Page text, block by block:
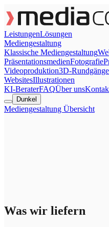
LeistungenLösungen
Mediengestaltung
Klassische Mediengestaltung
PräsentationsmedienFotografie
Videoproduktion3D-Rundgänge
WebsitesIllustrationen
KI-BeraterFAQÜber uns
Dunkel
Mediengestaltung Übersicht
Was wir liefern